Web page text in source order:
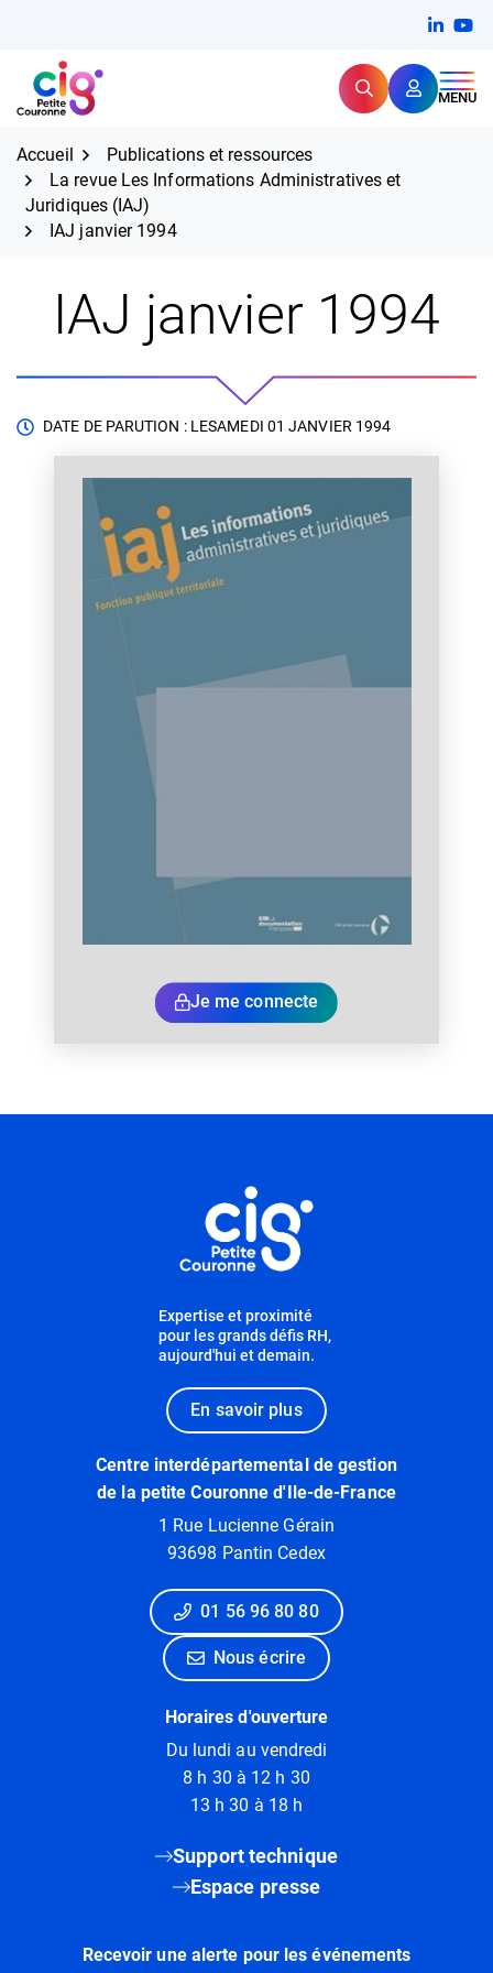
contenu
CIG Petite Couronne RechercherMENU
Expertise et proximité pour
Accueil
Publications et ressources
La revue Les Informations Administratives et
Juridiques (IAJ)
IAJ janvier 1994
IAJ janvier 1994
DATE DE PARUTION : LESAMEDI 01 JANVIER 1994
Je me connecte
Expertise et proximité
pour les grands défis RH,
aujourd'hui et demain.
En savoir plus
Centre interdépartemental de gestion
de la petite Couronne d'Ile-de-France
1 Rue Lucienne Gérain
93698 Pantin Cedex
01 56 96 80 80
Nous écrire
Horaires d'ouverture
Du lundi au vendredi
8 h 30 à 12 h 30
13 h 30 à 18 h
Support technique
Espace presse
Recevoir une alerte pour les événements